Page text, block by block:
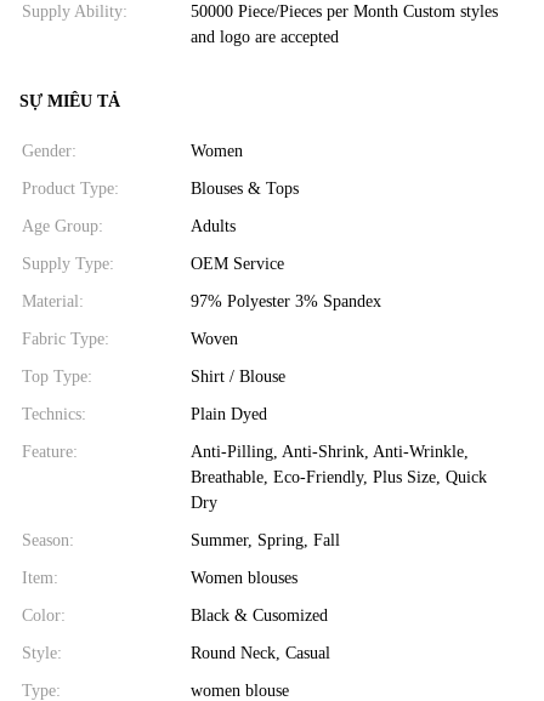
Supply Ability:
50000 Piece/Pieces per Month Custom styles
and logo are accepted
SỰ MIÊU TẢ
Gender: Women
Product Type: Blouses & Tops
Age Group: Adults
Supply Type: OEM Service
Material: 97% Polyester 3% Spandex
Fabric Type: Woven
Top Type: Shirt / Blouse
Technics: Plain Dyed
Feature:
Anti-Pilling, Anti-Shrink, Anti-Wrinkle,
Breathable, Eco-Friendly, Plus Size, Quick
Dry
Season: Summer, Spring, Fall
Item: Women blouses
Color: Black & Cusomized
Style: Round Neck, Casual
Type: women blouse